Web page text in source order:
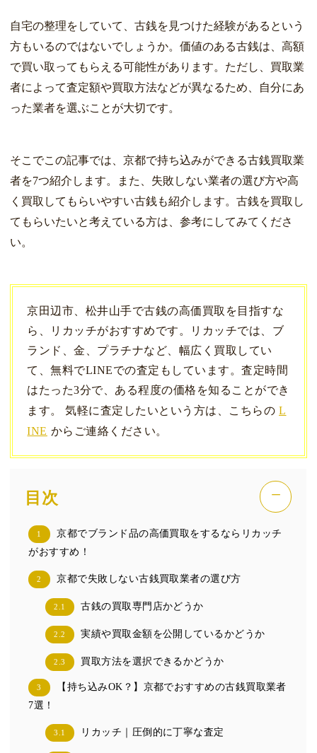
自宅の整理をしていて、古銭を見つけた経験があるという
方もいるのではないでしょうか。価値のある古銭は、高額
で買い取ってもらえる可能性があります。ただし、買取業
者によって査定額や買取方法などが異なるため、自分にあ
った業者を選ぶことが大切です。
そこでこの記事では、京都で持ち込みができる古銭買取業
者を7つ紹介します。また、失敗しない業者の選び方や高
く買取してもらいやすい古銭も紹介します。古銭を買取し
てもらいたいと考えている方は、参考にしてみてくださ
い。
京田辺市、松井山手で古銭の高価買取を目指すな
ら、リカッチがおすすめです。リカッチでは、ブ
ランド、金、プラチナなど、幅広く買取してい
て、無料でLINEでの査定もしています。査定時間
はたった3分で、ある程度の価格を知ることができ
ます。 気軽に査定したいという方は、こちらの L
INE からご連絡ください。
目次 −
1
京都でブランド品の高価買取をするならリカッチ
がおすすめ！
2 京都で失敗しない古銭買取業者の選び方
2.1 古銭の買取専門店かどうか
2.2 実績や買取金額を公開しているかどうか
2.3 買取方法を選択できるかどうか
3
【持ち込みOK？】京都でおすすめの古銭買取業者
7選！
3.1 リカッチ｜圧倒的に丁寧な査定